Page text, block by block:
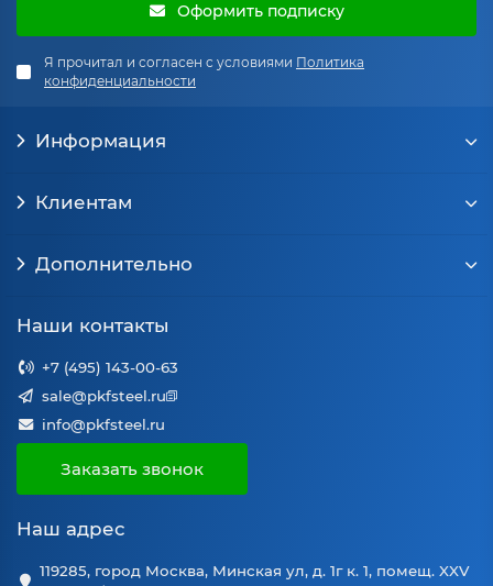
Оформить подписку
Я прочитал и согласен с условиями Политика
конфиденциальности
Информация
Клиентам
Дополнительно
Наши контакты
+7 (495) 143-00-63
sale@pkfsteel.ru
info@pkfsteel.ru
Заказать звонок
Наш адрес
119285, город Москва, Минская ул, д. 1г к. 1, помещ. XXV